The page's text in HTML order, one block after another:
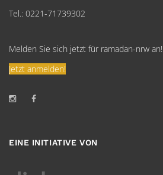
Tel.: 0221-71739302
Melden Sie sich jetzt für ramadan-nrw an!
Jetzt anmelden!
EINE INITIATIVE VON